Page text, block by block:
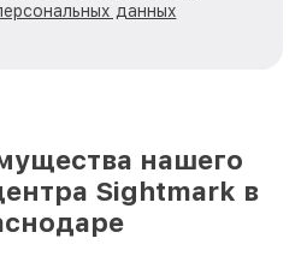
данных
нашего
Sightmark в